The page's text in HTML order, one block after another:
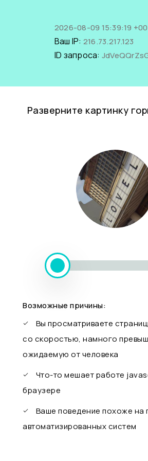
2026-08-09 15:39:19
Ваш IP: 216.73.217.123
ID запроса:
Разверните картинку
Возможные причины:
Вы просматриваете
со скоростью, намного
ожидаемую от человека
Что-то мешает работе
браузере
Ваше поведение похоже на
автоматизированных систем